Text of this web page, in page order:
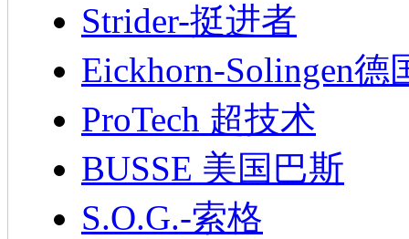
Strider-挺进者
Eickhorn-Solingen德
ProTech 超技术
BUSSE 美国巴斯
S.O.G.-索格